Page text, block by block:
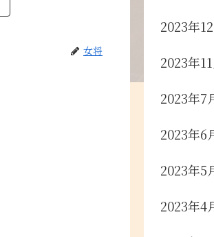
女将
2023年
2023年
2023年7
2023年6
2023年5
2023年4